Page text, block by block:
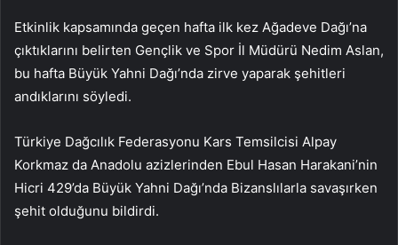
Etkinlik kapsamında geçen hafta ilk kez Ağadeve Dağı’na
çıktıklarını belirten Gençlik ve Spor İl Müdürü Nedim Aslan,
bu hafta Büyük Yahni Dağı’nda zirve yaparak şehitleri
andıklarını söyledi.
Türkiye Dağcılık Federasyonu Kars Temsilcisi Alpay
Korkmaz da Anadolu azizlerinden Ebul Hasan Harakani’nin
Hicri 429’da Büyük Yahni Dağı’nda Bizanslılarla savaşırken
şehit olduğunu bildirdi.